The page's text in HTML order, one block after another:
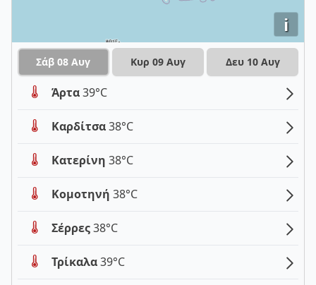
i
Σάβ 08 Αυγ Κυρ 09 Αυγ Δευ 10 Αυγ
Άρτα39°C
Καρδίτσα38°C
Κατερίνη 38°C
Κομοτηνή 38°C
Σέρρες38°C
Τρίκαλα39°C